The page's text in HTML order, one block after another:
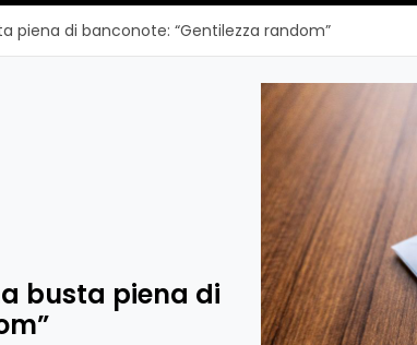
piena di banconote: “Gentilezza random”
busta piena di